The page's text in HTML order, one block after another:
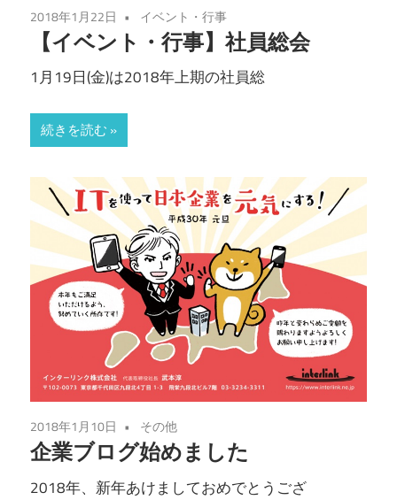
2018年1月22日 イベント・行事
【イベント・行事】社員総会
1月19日(金)は2018年上期の社員総
続きを読む
2018年1月10日 その他
企業ブログ始めました
2018年、新年あけましておめでとうござ